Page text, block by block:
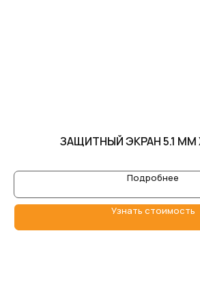
ЗАЩИТНЫЙ ЭКРАН 5.1 ММ
Подробнее
Узнать стоимость